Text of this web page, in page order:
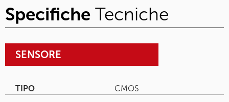
Specifiche Tecniche
SENSORE
TIPO
CMOS